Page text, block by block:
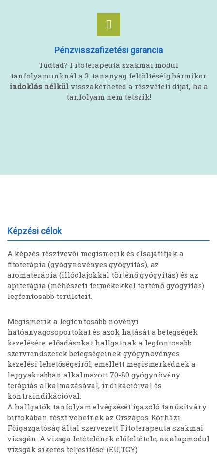
Pénzvisszafizetési garancia
Tudtad? Fitoterapeuta szakmai modul
tanfolyamunknál a 3. tananyag feltöltéséig bármikor
indoklás nélkülvisszakérheted a részvételi díjat, ha a
tanfolyam nem tetszik!
Képzési célok
A képzés résztvevői megismerik és elsajátítják a
fitoterápia (gyógynövényes gyógyítás), az
aromaterápia (illóolajokkal történő gyógyítás) és az
apiterápia (méhészeti termékekkel történő gyógyítás)
legfontosabb területeit.
Megismerik a legfontosabb növényi
hatóanyagcsoportokat és azok hatását a betegségek
kezelésére, előadásokat hallgatnak a legfontosabb
szervrendszerek betegségeinek gyógynövényes
kezelési lehetőségeiről, emellett megismerkednek a
leggyakrabban alkalmazott 70-80 gyógynövény
terápiás alkalmazásával, indikációival és
kontraindikációval.
A hallgatók tanfolyam elvégzését igazoló tanúsítvány
birtokában részt vehetnek az Országos Kórházi
Főigazgatóság által szervezett Fitoterapeuta szakmai
vizsgán. A vizsga letételének előfeltétele, az alapmodul
vizsgák sikeres teljesítése! (EÜ,TGY)